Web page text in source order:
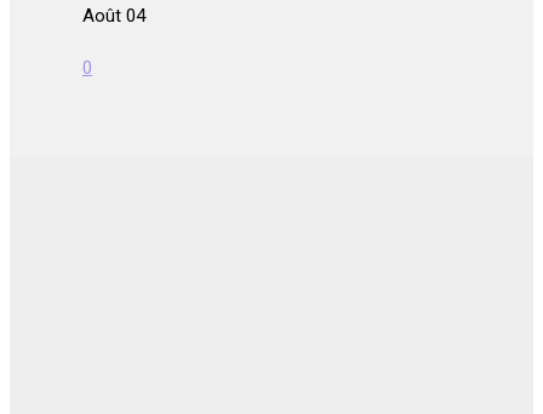
Août 04
0